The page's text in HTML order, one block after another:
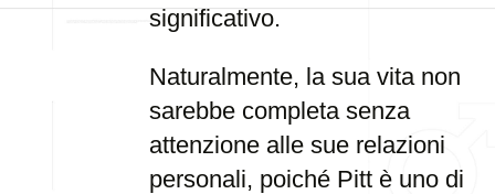
significativo.
Naturalmente, la sua vita non
sarebbe completa senza
attenzione alle sue relazioni
personali, poiché Pitt è uno di